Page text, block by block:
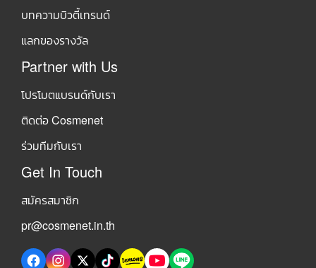
บทความบิวตี้เทรนด์
แลกของรางวัล
Partner with Us
โปรโมตแบรนด์กับเรา
ติดต่อ Cosmenet
ร่วมทีมกับเรา
Get In Touch
สมัครสมาชิก
pr@cosmenet.in.th